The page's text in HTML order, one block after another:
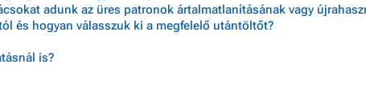
adunk az üres patronok ártalmatlanításának vagy
és hogyan válasszuk ki a megfelelő utántöltőt?
is?